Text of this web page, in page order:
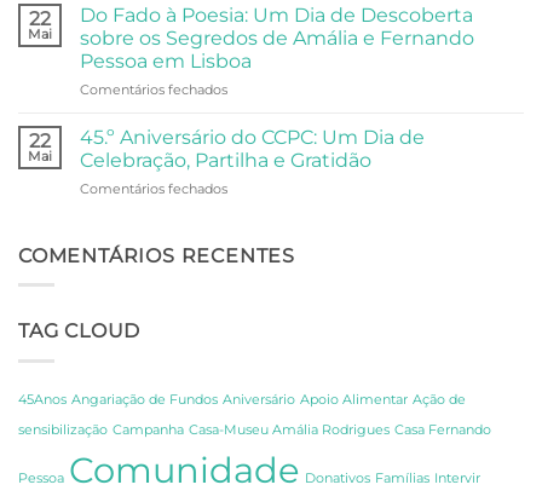
Universidade
Sénior
Palácio
Anjos
Sénior
Visita
o
Oceanário
de
22
Mai
Do Fado à Poesia: Um Dia de Descoberta
sobre os Segredos de Amália e Fernando
Pessoa em Lisboa
Comentários fechadosem
Fado
Poesia:
Um
Descoberta
Fernando
em
Lisboa
22
Mai
45.º Aniversário do CCPC: Um Dia de
Celebração, Partilha e Gratidão
Comentários fechadosem
do
e
COMENTÁRIOS RECENTES
TAG CLOUD
45Anos Angariação de Fundos Aniversário Apoio Alimentar Ação de
sensibilização Campanha Casa-Museu Amália Rodrigues Casa Fernando
Pessoa Comunidade Donativos Famílias Intervir